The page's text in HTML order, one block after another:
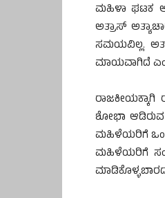
ಮಹಿಳಾ ಘಟಕ
ಅತ್ರಾಸ್
ಸಮಯವಿಲ್ಲ.
ಮಾಯವಾಗಿದೆ
ರಾಜಕೀಯಕ್ಕಾಗಿ
ಶೋಭಾ ಆಡಿರುವ
ಮಹಿಳೆಯರಿಗೆ
ಮಹಿಳೆಯರಿಗೆ